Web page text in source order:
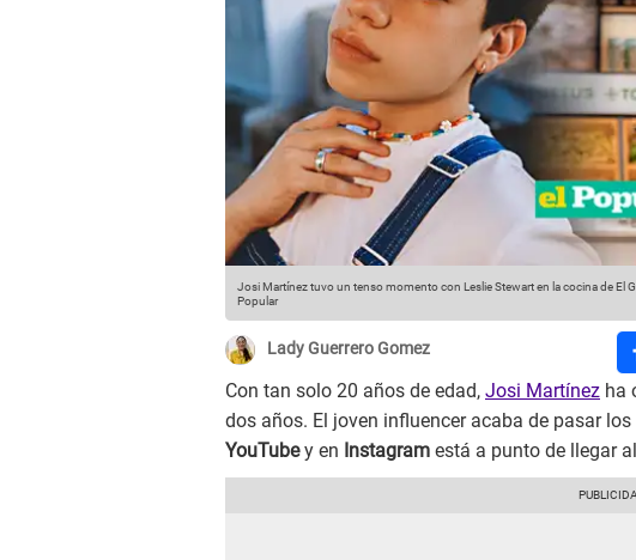
Josi Martínez tuvo un tenso momento con Leslie Stewart en la cocina de El
Popular
Lady Guerrero Gomez
Con tan solo 20 años de edad, Josi Martínez ha
dos años. El joven influencer acaba de pasar
YouTubey en Instagram está a punto de llegar